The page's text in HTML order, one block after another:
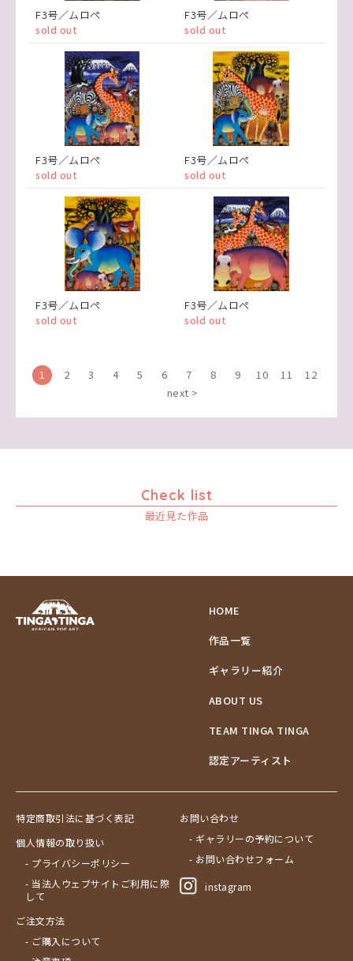
F3号／ムロペ
sold out
F3号／ムロペ
sold out
F3号／ムロペ
sold out
F3号／ムロペ
sold out
F3号／ムロペ
sold out
F3号／ムロペ
sold out
1 2 3 4 5 6 7 8 9 10 11
12
next >
Check list
最近見た作品
HOME
作品一覧
ギャラリー紹介
ABOUT US
TEAM TINGA TINGA
認定アーティスト
特定商取引法に基づく表記
個人情報の取り扱い
- プライバシーポリシー
- 当法人ウェブサイトご利用に際
して
ご注文方法
- ご購入について
お問い合わせ
- ギャラリーの予約について
- お問い合わせフォーム
instagram